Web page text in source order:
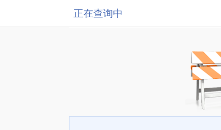
正在查询中